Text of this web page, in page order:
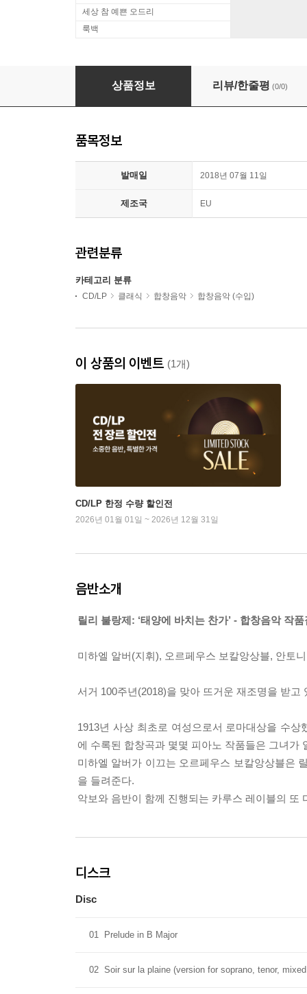
세상 참 예쁜 오드리
룩백
Michael Alber 릴리 불랑제: 태양에 바치는
상품정보 리뷰/한줄평 (0/0)
품목정보
발매일 2018년 07월 11일
제조국 EU
관련분류
카테고리 분류
CD/LP 클래식 합창음악 합창음악 (수입)
이 상품의 이벤트 (1개)
CD/LP 한정 수량 할인전
2026년 01월 01일 ~ 2026년 12월 31일
음반소개
릴리 불랑제: ‘태양에 바치는 찬가’ - 합창음악 작품
미하엘 알버(지휘), 오르페우스 보칼앙상블, 안토
서거 100주년(2018)을 맞아 뜨거운 재조명을 받
1913년 사상 최초로 여성으로서 로마대상을 수
에 수록된 합창곡과 몇몇 피아노 작품들은 그녀
미하엘 알버가 이끄는 오르페우스 보칼앙상블은
을 들려준다.
악보와 음반이 함께 진행되는 카루스 레이블의 또
디스크
Disc
01 Prelude in B Major
02 Soir sur la plaine (version for soprano, tenor,